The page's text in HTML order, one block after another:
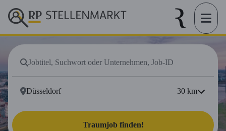
30 km
Traumjob finden!